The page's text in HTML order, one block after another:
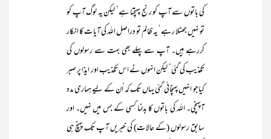
کی باتوں سے آپ کو رنج پہنچتا ہے‘ لیکن یہ لوگ آپ کو
تو نہیں جھٹلا رہے‘ یہ ظالم تو دراصل اللہ کی آیات کا انکار
کررہے ہیں۔ آپ سے پہلے بھی بہت سے رسولوں کی
تکذیب کی گئی‘ لیکن انہوں نے اس تکذیب اور ایذا پر صبر
کیاجو انہیں پہنچائی گئی یہاں تک کہ اُن کے لیے ہماری مدد
آپہنچی۔ اللہ کی باتوں کا بدلنا کسی کے بس میں نہیں۔ اور
سابق رسولوں (کے حالات) کی خبریں آپ تک پہنچ ہی